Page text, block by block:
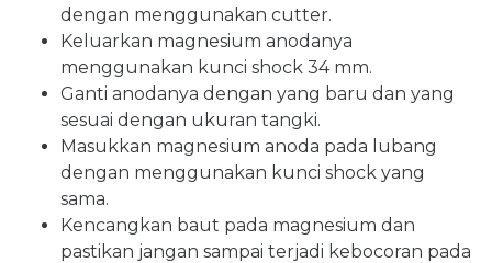
dengan menggunakan cutter.
Keluarkan magnesium anodanya
menggunakan kunci shock 34 mm.
Ganti anodanya dengan yang baru dan yang
sesuai dengan ukuran tangki.
Masukkan magnesium anoda pada lubang
dengan menggunakan kunci shock yang
sama.
Kencangkan baut pada magnesium dan
pastikan jangan sampai terjadi kebocoran pada